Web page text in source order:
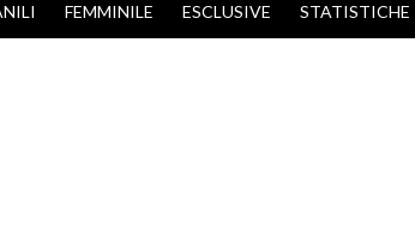
FEMMINILE ESCLUSIVE STATISTICHE